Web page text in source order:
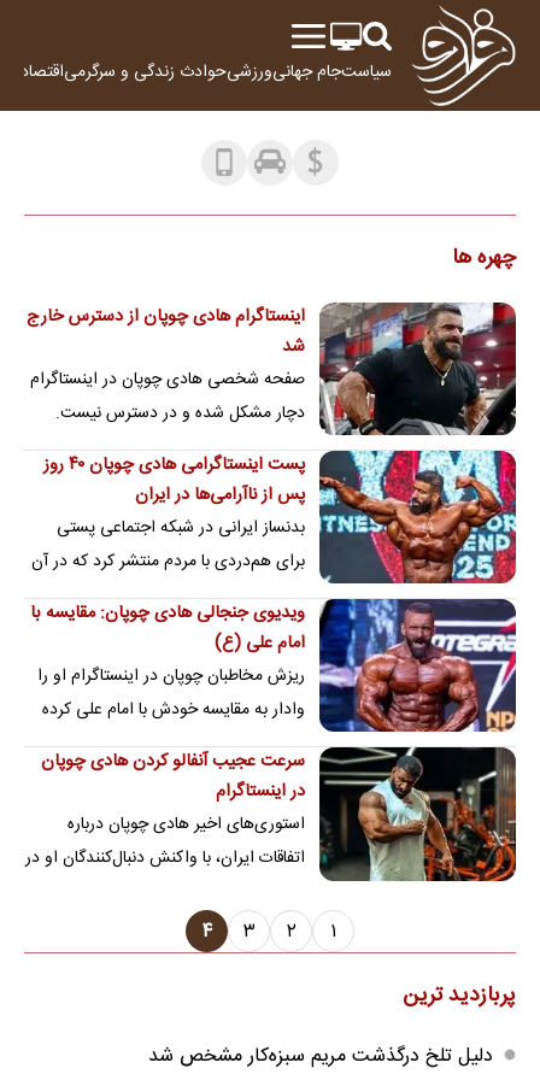
سیاستجام جهانیورزشیحوادث زندگی و سرگرمیاقتصاد
پربازدید ترین
دلیل تلخ درگذشت مریم سبزه‌کار مشخص شد
چهره ها
اینستاگرام هادی چوپان از دسترس خارج
شد
صفحه شخصی هادی چوپان در اینستاگرام
دچار مشکل شده و در دسترس نیست.
پست اینستاگرامی هادی چوپان ۴۰ روز
پس از ناآرامی‌ها در ایران
بدنساز ایرانی در شبکه اجتماعی پستی
برای هم‌دردی با مردم منتشر کرد که در آن
جملات نامفهوم زیادی وجود دارد.
ویدیوی جنجالی هادی چوپان: مقایسه با
امام علی (ع)
ریزش مخاطبان چوپان در اینستاگرام او را
وادار به مقایسه خودش با امام علی کرده
است.
سرعت عجیب آنفالو کردن هادی چوپان
در اینستاگرام
استوری‌های اخیر هادی چوپان درباره
اتفاقات ایران، با واکنش دنبال‌کنندگان او در
۱ ۲ ۳ ۴